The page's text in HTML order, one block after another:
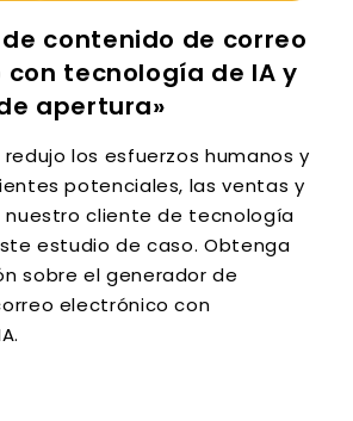
contenido de correo
tecnología de IA y
apertura»
los esfuerzos humanos y
potenciales, las ventas y
nuestro cliente de tecnología
estudio de caso. Obtenga
sobre el generador de
electrónico con